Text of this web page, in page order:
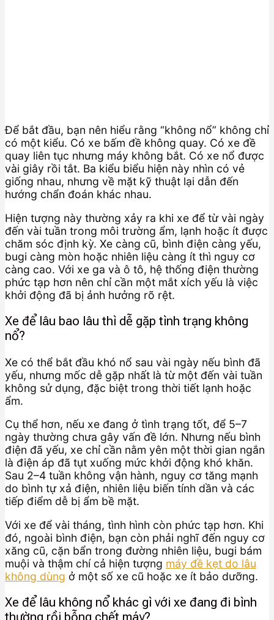
Để bắt đầu, bạn nên hiểu rằng “không nổ” không chỉ
có một kiểu. Có xe bấm đề không quay. Có xe đề
quay liên tục nhưng máy không bắt. Có xe nổ được
vài giây rồi tắt. Ba kiểu biểu hiện này nhìn có vẻ
giống nhau, nhưng về mặt kỹ thuật lại dẫn đến
hướng chẩn đoán khác nhau.
Hiện tượng này thường xảy ra khi xe để từ vài ngày
đến vài tuần trong môi trường ẩm, lạnh hoặc ít được
chăm sóc định kỳ. Xe càng cũ, bình điện càng yếu,
bugi càng mòn hoặc nhiên liệu càng ít thì nguy cơ
càng cao. Với xe ga và ô tô, hệ thống điện thường
phức tạp hơn nên chỉ cần một mắt xích yếu là việc
khởi động đã bị ảnh hưởng rõ rệt.
Xe để lâu bao lâu thì dễ gặp tình trạng không
nổ?
Xe có thể bắt đầu khó nổ sau vài ngày nếu bình đã
yếu, nhưng mốc dễ gặp nhất là từ một đến vài tuần
không sử dụng, đặc biệt trong thời tiết lạnh hoặc
ẩm.
Cụ thể hơn, nếu xe đang ở tình trạng tốt, để 5–7
ngày thường chưa gây vấn đề lớn. Nhưng nếu bình
điện đã yếu, xe chỉ cần nằm yên một thời gian ngắn
là điện áp đã tụt xuống mức khởi động khó khăn.
Sau 2–4 tuần không vận hành, nguy cơ tăng mạnh
do bình tự xả điện, nhiên liệu biến tính dần và các
tiếp điểm dễ bị ẩm bề mặt.
Với xe để vài tháng, tình hình còn phức tạp hơn. Khi
đó, ngoài bình điện, bạn còn phải nghĩ đến nguy cơ
xăng cũ, cặn bẩn trong đường nhiên liệu, bugi bám
muội và thậm chí cả hiện tượng máy đề kẹt do lâu
không dùng ở một số xe cũ hoặc xe ít bảo dưỡng.
Xe để lâu không nổ khác gì với xe đang đi bình